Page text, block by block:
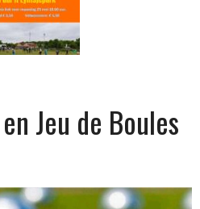
Jeu de Boules